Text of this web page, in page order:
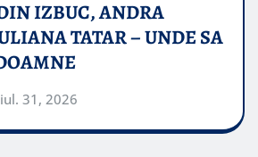
IZBUC, ANDRA
TATAR – UNDE SA
iul. 31, 2026